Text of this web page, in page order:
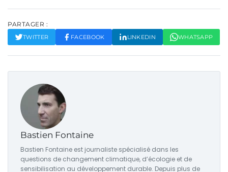
PARTAGER :
TWITTER FACEBOOK LINKEDIN WHATSAPP
Bastien Fontaine
Bastien Fontaine est journaliste spécialisé dans les
questions de changement climatique, d’écologie et de
sensibilisation au développement durable. Depuis plus de